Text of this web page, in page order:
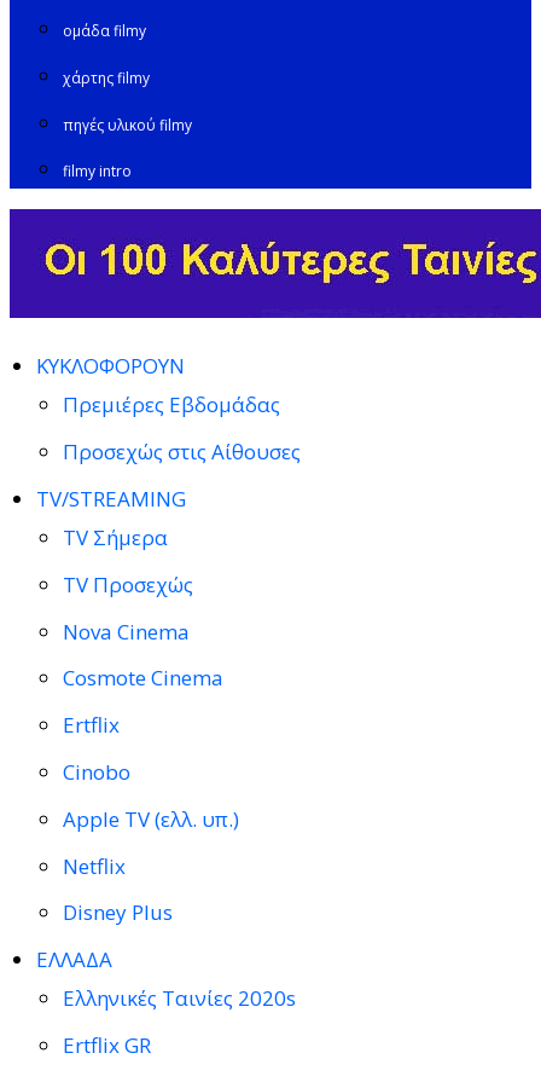
ομάδα filmy
χάρτης filmy
πηγές υλικού filmy
filmy intro
ΚΥΚΛΟΦΟΡΟΥΝ
Πρεμιέρες Εβδομάδας
Προσεχώς στις Αίθουσες
TV/STREAMING
TV Σήμερα
TV Προσεχώς
Nova Cinema
Cosmote Cinema
Ertflix
Cinobo
Apple TV (ελλ. υπ.)
Netflix
Disney Plus
ΕΛΛΑΔΑ
Ελληνικές Ταινίες 2020s
Ertflix GR